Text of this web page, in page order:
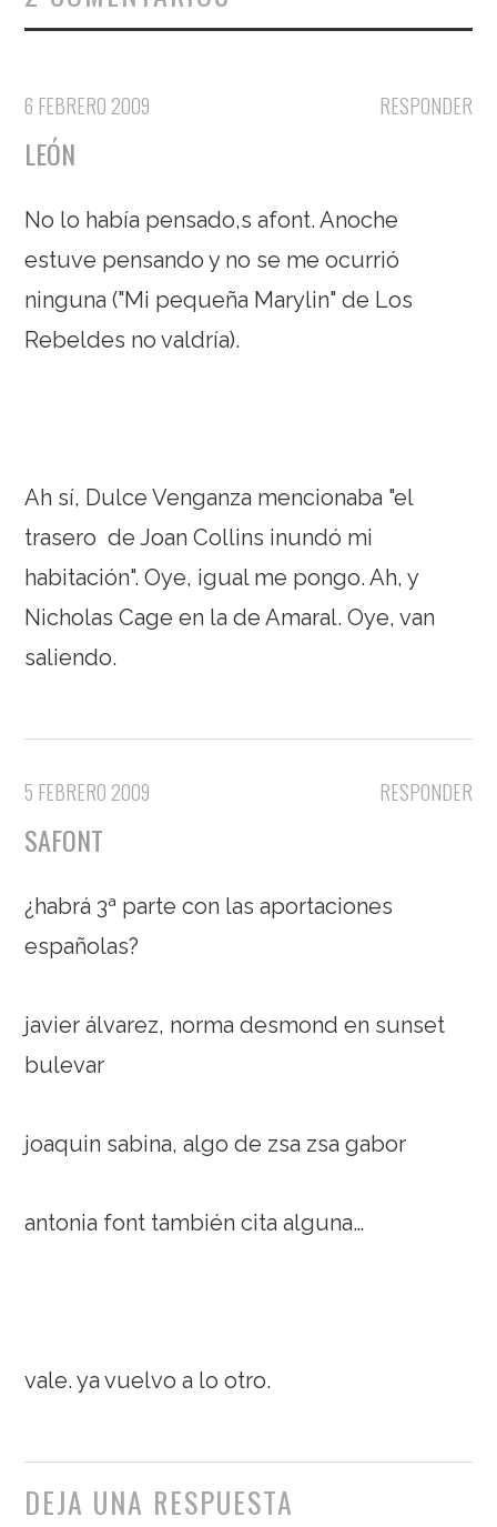
RESPONDER
6 FEBRERO 2009
LEÓN
No lo había pensado,s afont. Anoche
estuve pensando y no se me ocurrió
ninguna ("Mi pequeña Marylin" de Los
Rebeldes no valdría).
Ah sí, Dulce Venganza mencionaba "el
trasero de Joan Collins inundó mi
habitación". Oye, igual me pongo. Ah, y
Nicholas Cage en la de Amaral. Oye, van
saliendo.
RESPONDER
5 FEBRERO 2009
SAFONT
¿habrá 3ª parte con las aportaciones
españolas?
javier álvarez, norma desmond en sunset
bulevar
joaquin sabina, algo de zsa zsa gabor
antonia font también cita alguna…
vale. ya vuelvo a lo otro.
DEJA UNA RESPUESTA